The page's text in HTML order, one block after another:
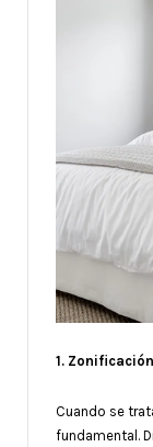
1.
Cuando se
fundamental.